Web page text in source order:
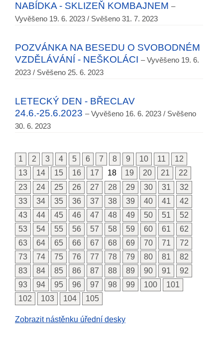
NABÍDKA - SKLIZEŇ KOMBAJNEM –
Vyvěšeno 19. 6. 2023 / Svěšeno 31. 7. 2023
POZVÁNKA NA BESEDU O SVOBODNÉM
VZDĚLÁVÁNÍ - NEŠKOLÁCI – Vyvěšeno 19. 6.
2023 / Svěšeno 25. 6. 2023
LETECKÝ DEN - BŘECLAV
24.6.-25.6.2023 – Vyvěšeno 16. 6. 2023 / Svěšeno
30. 6. 2023
1 2 3 4 5 6 7 8 9 10 11
12
13
14 15 16 17 18 19 20 21
22
23
24 25 26 27 28 29 30 31
32
33
34 35 36 37 38 39 40 41
42
43
44 45 46 47 48 49 50 51
52
53
54 55 56 57 58 59 60 61
62
63
64 65 66 67 68 69 70 71
72
73
74 75 76 77 78 79 80 81
82
83
84 85 86 87 88 89 90 91
92
93
94 95 96 97 98 99 100
101
102
103 104 105
Zobrazit nástěnku úřední desky